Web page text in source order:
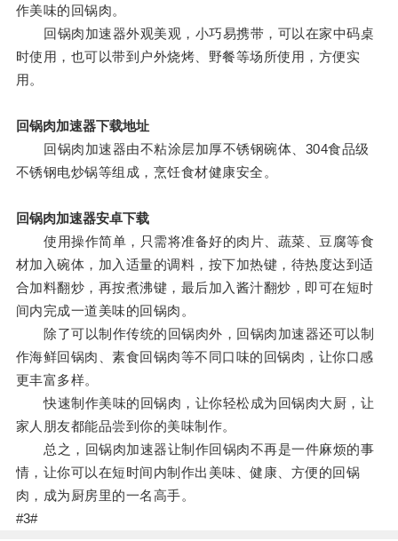
作美味的回锅肉。
回锅肉加速器外观美观，小巧易携带，可以在家中码桌
时使用，也可以带到户外烧烤、野餐等场所使用，方便实
用。
回锅肉加速器下载地址
回锅肉加速器由不粘涂层加厚不锈钢碗体、304食品级
不锈钢电炒锅等组成，烹饪食材健康安全。
回锅肉加速器安卓下载
使用操作简单，只需将准备好的肉片、蔬菜、豆腐等食
材加入碗体，加入适量的调料，按下加热键，待热度达到适
合加料翻炒，再按煮沸键，最后加入酱汁翻炒，即可在短时
间内完成一道美味的回锅肉。
除了可以制作传统的回锅肉外，回锅肉加速器还可以制
作海鲜回锅肉、素食回锅肉等不同口味的回锅肉，让你口感
更丰富多样。
快速制作美味的回锅肉，让你轻松成为回锅肉大厨，让
家人朋友都能品尝到你的美味制作。
总之，回锅肉加速器让制作回锅肉不再是一件麻烦的事
情，让你可以在短时间内制作出美味、健康、方便的回锅
肉，成为厨房里的一名高手。
#3#